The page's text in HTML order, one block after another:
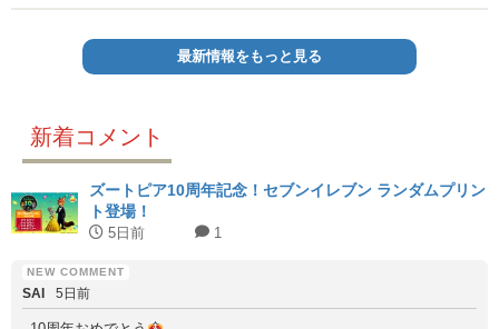
最新情報をもっと見る
新着コメント
ズートピア10周年記念！セブンイレブン ランダムプリン
ト登場！
5日前 1
SAI 5日前